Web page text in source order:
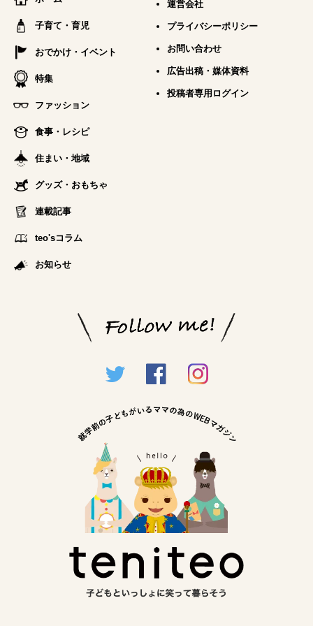
子育て・育児
おでかけ・イベント
特集
ファッション
食事・レシピ
住まい・地域
グッズ・おもちゃ
連載記事
teo'sコラム
お知らせ
運営会社
プライバシーポリシー
お問い合わせ
広告出稿・媒体資料
投稿者専用ログイン